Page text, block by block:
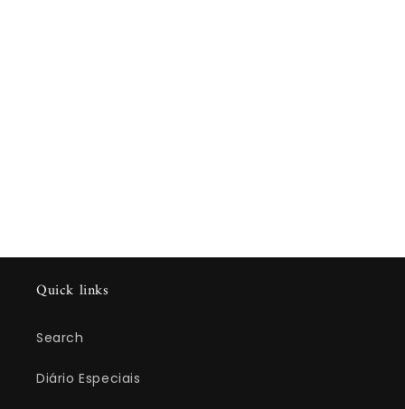
Quick links
Search
Diário Especiais